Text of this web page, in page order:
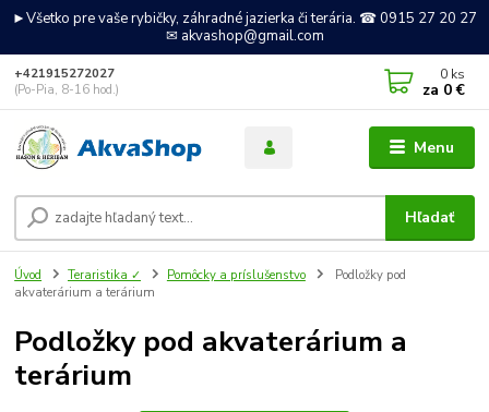
►Všetko pre vaše rybičky, záhradné jazierka či terária. ☎ 0915 27 20 27
✉ akvashop@gmail.com
Menu
Hľadať
+421915272027
(Po-Pia, 8-16 hod.)
0 ks
za 0 €
Úvod Teraristika ✓ Pomôcky a príslušenstvo
Podložky pod
akvaterárium a terárium
Podložky pod akvaterárium a
terárium